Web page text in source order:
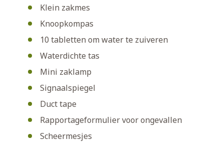
Klein zakmes
Knoopkompas
10 tabletten om water te zuiveren
Waterdichte tas
Mini zaklamp
Signaalspiegel
Duct tape
Rapportageformulier voor ongevallen
Scheermesjes